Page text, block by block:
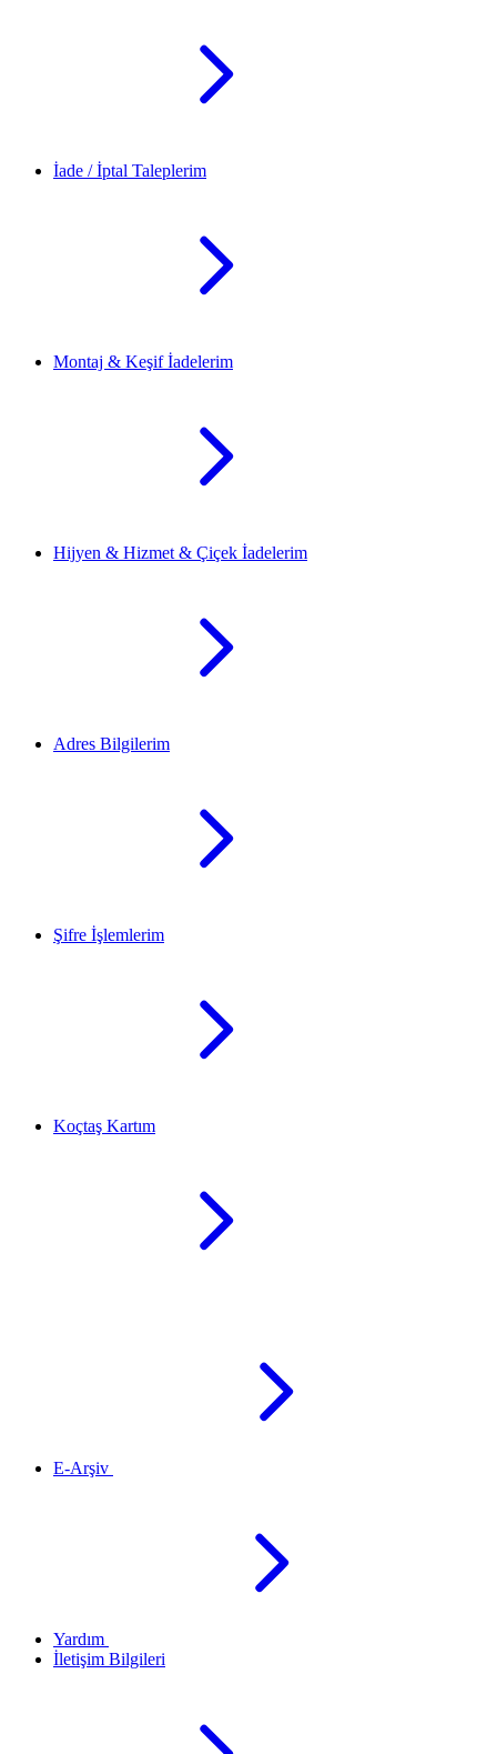
İade / İptal Taleplerim
Montaj & Keşif İadelerim
Hijyen & Hizmet & Çiçek İadelerim
Adres Bilgilerim
Şifre İşlemlerim
Koçtaş Kartım
E-Arşiv
Yardım
İletişim Bilgileri